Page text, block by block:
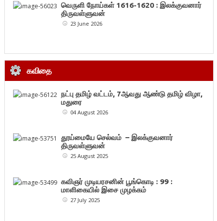
வெருளி நோய்கள் 1616-1620 : இலக்குவனார்
திருவள்ளுவன்
23 June 2026
கவிதை
நட்பு தமிழ் வட்டம், 7ஆவது ஆண்டு தமிழ் விழா,
மதுரை
04 August 2026
தூய்மையே செல்வம் – இலக்குவனார்
திருவள்ளுவன்
25 August 2025
கவிஞர் முடியரசனின் பூங்கொடி : 99 :
மாளிகையில் இசை முழக்கம்
27 July 2025